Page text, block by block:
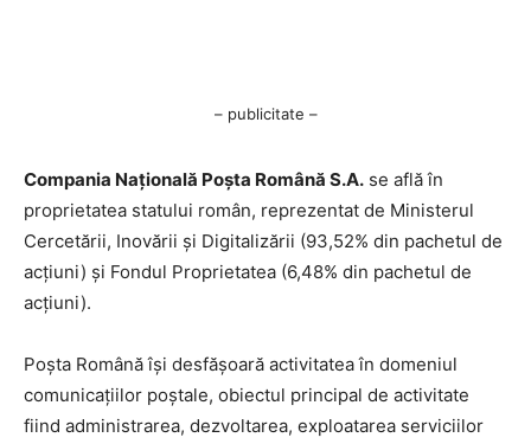
– publicitate –
Compania Națională Poşta Română S.A. se află în
proprietatea statului român, reprezentat de Ministerul
Cercetării, Inovării şi Digitalizării (93,52% din pachetul de
acţiuni) şi Fondul Proprietatea (6,48% din pachetul de
acţiuni).
Poşta Română îşi desfăşoară activitatea în domeniul
comunicaţiilor poştale, obiectul principal de activitate
fiind administrarea, dezvoltarea, exploatarea serviciilor